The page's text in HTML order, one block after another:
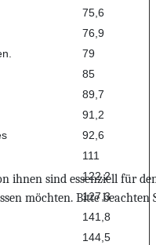
75,6
76,9
79
85
89,7
91,2
92,6
111
122,2
127,3
141,8
144,5
ihnen sind essenziell für
möchten. Bitte